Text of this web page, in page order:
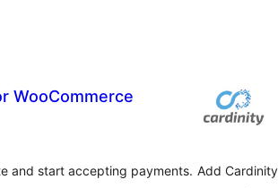
WooCommerce
and start accepting payments. Add